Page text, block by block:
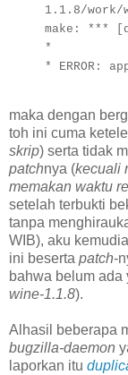
1.1.8/
make: ***
*
* ERROR:
maka dengan
toh ini cuma
skrip) serta tidak
patchnya (kecuali
memakan waktu
setelah terbukti
tanpa
WIB), aku
ini beserta patch-
bahwa belum ada
wine-1.1.8).
Alhasil beberapa
bugzilla-daemon
laporkan itu